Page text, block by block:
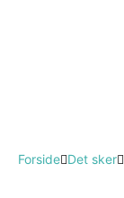
Forside Det sker